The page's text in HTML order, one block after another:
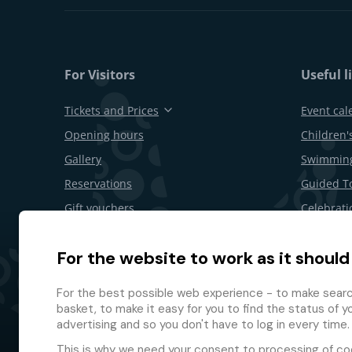
For Visitors
Tickets and Prices
Opening hours
Gallery
Reservations
Gift vouchers
Area Map
Useful
Event
Guided
For the website to work as it
For the best possible web experience - to make
basket, to make it easy for you to find the status of
advertising and so you don't have to log in every time.